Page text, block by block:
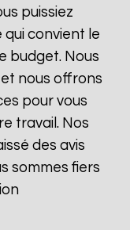
puissiez
convient le
budget. Nous
nous offrons
pour vous
travail. Nos
des avis
sommes fiers